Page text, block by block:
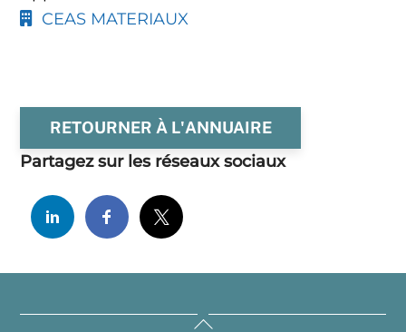
CEAS MATERIAUX
RETOURNER À L'ANNUAIRE
Partagez sur les réseaux sociaux
Back